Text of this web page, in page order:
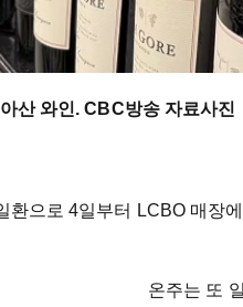
산 와인. CBC방송 자료사진
환으로 4일부터 LCBO 매장
온주는 또